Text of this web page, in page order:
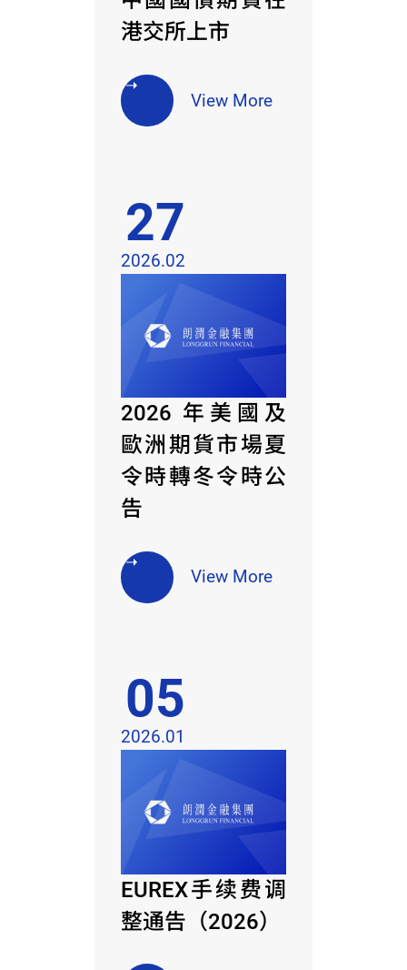
港交所上市
View More
2026 年美國及
歐洲期貨市場夏
令時轉冬令時公
告
View More
27
2026.02
EUREX手续费调
整通告（2026）
05
2026.01